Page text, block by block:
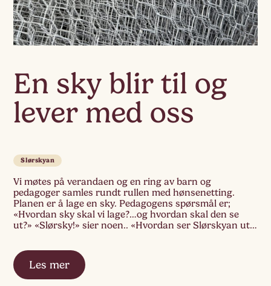
En sky blir til og
lever med oss
Slørskyan
Vi møtes på verandaen og en ring av barn og
pedagoger samles rundt rullen med hønsenetting.
Planen er å lage en sky. Pedagogens spørsmål er;
«Hvordan sky skal vi lage?…og hvordan skal den se
ut?» «Slørsky!» sier noen.. «Hvordan ser Slørskyan ut
Les mer